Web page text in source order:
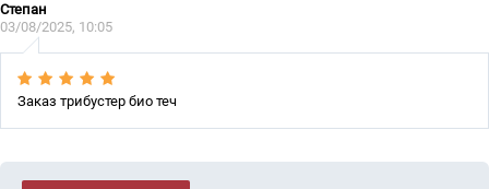
Степан
03/08/2025, 10:05
Заказ трибустер био теч